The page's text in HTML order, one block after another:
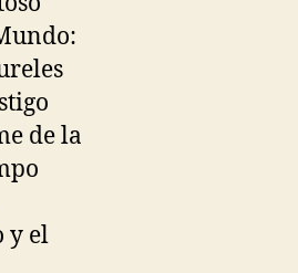
de la
y el